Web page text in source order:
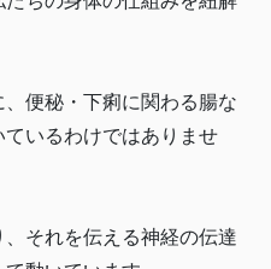
便秘・下痢に関わる腸な
いるわけではありませ
それを伝える神経の伝達